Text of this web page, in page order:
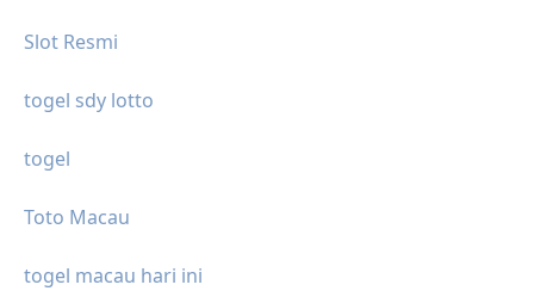
Slot Resmi
togel sdy lotto
togel
Toto Macau
togel macau hari ini